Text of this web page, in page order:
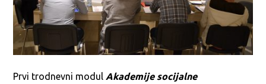
Prvi trodnevni modul Akademije socijalne